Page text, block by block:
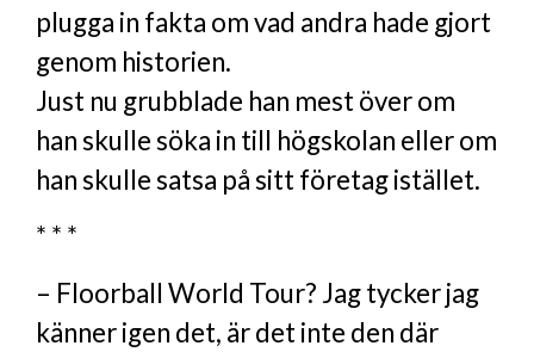
plugga in fakta om vad andra hade gjort
genom historien.
Just nu grubblade han mest över om
han skulle söka in till högskolan eller om
han skulle satsa på sitt företag istället.
* * *
– Floorball World Tour? Jag tycker jag
känner igen det, är det inte den där